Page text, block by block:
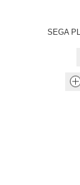
SEGA